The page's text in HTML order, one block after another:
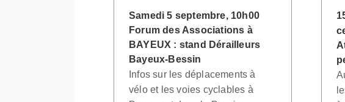
Samedi 5 septembre, 10h00
Forum des Associations à
BAYEUX : stand Dérailleurs
Bayeux-Bessin
Infos sur les déplacements à
vélo et les voies cyclables à